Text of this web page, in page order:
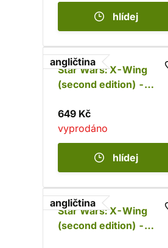
hlídej
angličtina
Star Wars: X-Wing
(second edition) -
Starfighter
649 Kč
vyprodáno
hlídej
angličtina
Star Wars: X-Wing
(second edition) -